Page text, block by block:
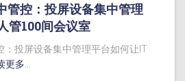
管控：投屏设备集中管理
管100间会议室
：投屏设备集中管理平台如何让IT
更多…